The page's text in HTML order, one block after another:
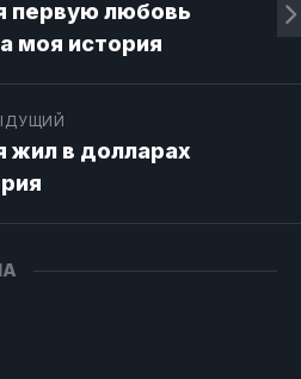
первую любовь
моя история
жил в долларах